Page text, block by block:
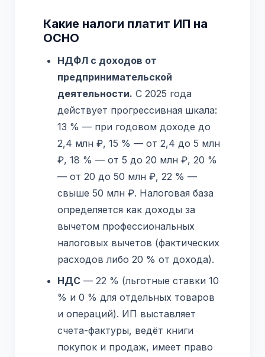
Какие налоги платит ИП на
ОСНО
НДФЛ с доходов от
предпринимательской
деятельности. С 2025 года
действует прогрессивная шкала:
13 % — при годовом доходе до
2,4 млн ₽, 15 % — от 2,4 до 5 млн
₽, 18 % — от 5 до 20 млн ₽, 20 %
— от 20 до 50 млн ₽, 22 % —
свыше 50 млн ₽. Налоговая база
определяется как доходы за
вычетом профессиональных
налоговых вычетов (фактических
расходов либо 20 % от дохода).
НДС — 22 % (льготные ставки 10
% и 0 % для отдельных товаров
и операций). ИП выставляет
счета-фактуры, ведёт книги
покупок и продаж, имеет право